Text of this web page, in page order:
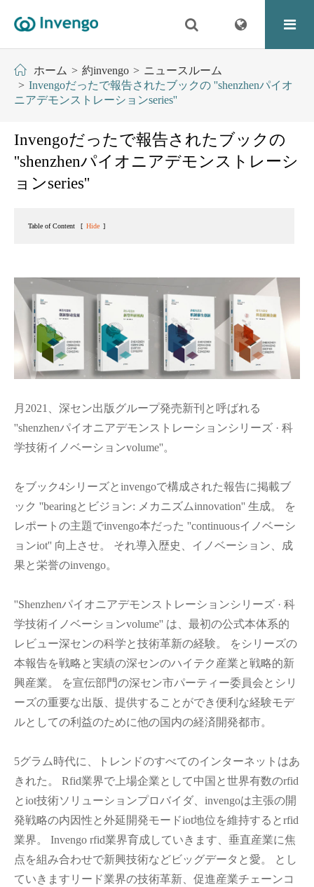
ホーム 約invengo
ニュースルーム
Invengoだったで報告されたブックの ''shenzhenパイオ
ニアデモンストレーションseries''
Invengoだったで報告されたブックの
''shenzhenパイオニアデモンストレーシ
ョンseries''
Table of Content [ Hide ]
月2021、深セン出版グループ発売新刊と呼ばれる
''shenzhenパイオニアデモンストレーションシリーズ · 科
学技術イノベーションvolume''。
をブック4シリーズとinvengoで構成された報告に掲載ブ
ック ''bearingとビジョン: メカニズムinnovation'' 生成。 を
レポートの主題でinvengo本だった ''continuousイノベーシ
ョンiot'' 向上させ。 それ導入歴史、イノベーション、成
果と栄誉のinvengo。
''Shenzhenパイオニアデモンストレーションシリーズ · 科
学技術イノベーションvolume'' は、最初の公式本体系的
レビュー深センの科学と技術革新の経験。 をシリーズの
本報告を戦略と実績の深センのハイテク産業と戦略的新
興産業。 を宣伝部門の深セン市パーティー委員会とシリ
ーズの重要な出版、提供することができ便利な経験モデ
ルとしての利益のために他の国内の経済開発都市。
5グラム時代に、トレンドのすべてのインターネットはあ
きれた。 Rfid業界で上場企業として中国と世界有数のrfid
とiot技術ソリューションプロバイダ、invengoは主張の開
発戦略の内因性と外延開発モードiot地位を維持するとrfid
業界。 Invengo rfid業界育成していきます、垂直産業に焦
点を組み合わせで新興技術などビッグデータと愛。 とし
ていきますリード業界の技術革新、促進産業チェーンコ